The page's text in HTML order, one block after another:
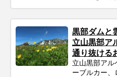
黒部ダムと
立山黒部ア
通り抜ける
立山黒部アル
ーブルカー